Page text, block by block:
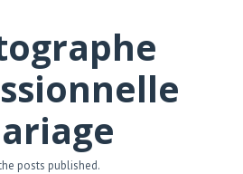
posts published.